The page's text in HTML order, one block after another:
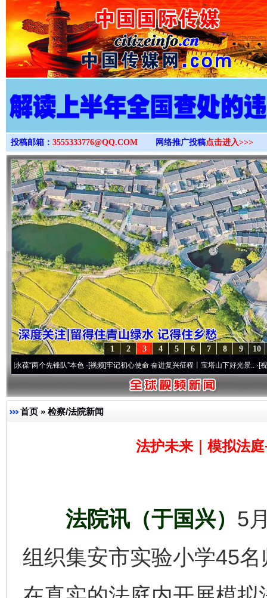
>
投稿邮箱： 3555333776@QQ.COM 网络推广投稿点击进入>>>
10
9
8
7
6
5
4
3
2
1
先锋队”本色·[视频]牢记初心使命 奋进复兴征程丨宝塔山下好光景..·[视频]因党而生
首页 » 检察/法院新闻
法护未来｜模拟法
法院讯（于国兴） 5
组织集安市实验小学45